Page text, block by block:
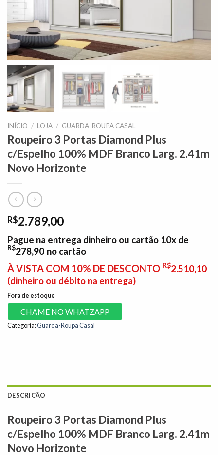
INÍCIO / LOJA / GUARDA-ROUPA CASAL
Roupeiro 3 Portas Diamond Plus
c/Espelho 100% MDF Branco Larg. 2.41m
Novo Horizonte
R$2.789,00
Pague na entrega dinheiro ou cartão 10x de
R$278,90 no cartão
À VISTA COM 10% DE DESCONTO R$2.510,10
(dinheiro ou débito na entrega)
Fora de estoque
CHAME NO WHATZAPP
Categoria:Guarda-Roupa Casal
DESCRIÇÃO
Roupeiro 3 Portas Diamond Plus
c/Espelho 100% MDF Branco Larg. 2.41m
Novo Horizonte